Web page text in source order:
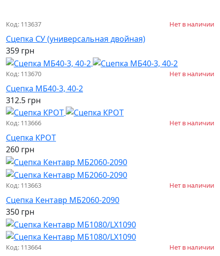
Код: 113637 Нет в наличии
Сцепка СУ (универсальная двойная)
359 грн
Код: 113670 Нет в наличии
Сцепка МБ40-3, 40-2
312.5 грн
Код: 113666 Нет в наличии
Сцепка КРОТ
260 грн
Код: 113663 Нет в наличии
Сцепка Кентавр МБ2060-2090
350 грн
Код: 113664 Нет в наличии